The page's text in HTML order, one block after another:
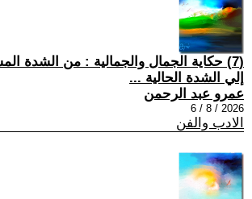
(7) حكاية الجمال والجمالية : من الشدة
إلي الشدة الحالية ...
عمرو عبد الرحمن
2026 / 8 / 6
الادب والفن